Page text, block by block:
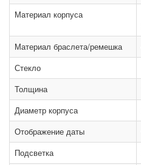
Материал корпуса
Материал браслета/ремешка
Стекло
Толщина
Диаметр корпуса
Отображение даты
Подсветка